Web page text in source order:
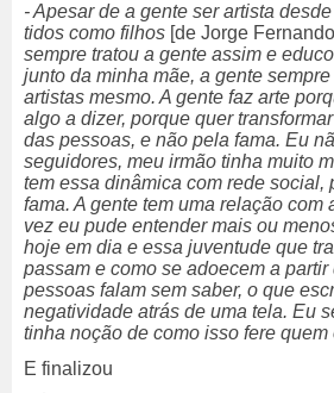
- Apesar de a gente ser artista
tidos como filhos [de Jorge
sempre tratou a gente assim e
junto da minha mãe, a gente
artistas mesmo. A gente faz arte
algo a dizer, porque quer
das pessoas, e não pela fama. Eu
seguidores, meu irmão tinha muito
tem essa dinâmica com rede social,
fama. A gente tem uma relação com
vez eu pude entender mais ou
hoje em dia e essa juventude que
passam e como se adoecem a
pessoas falam sem saber, o que
negatividade atrás de uma tela. Eu
tinha noção de como isso fere quem
E finalizou